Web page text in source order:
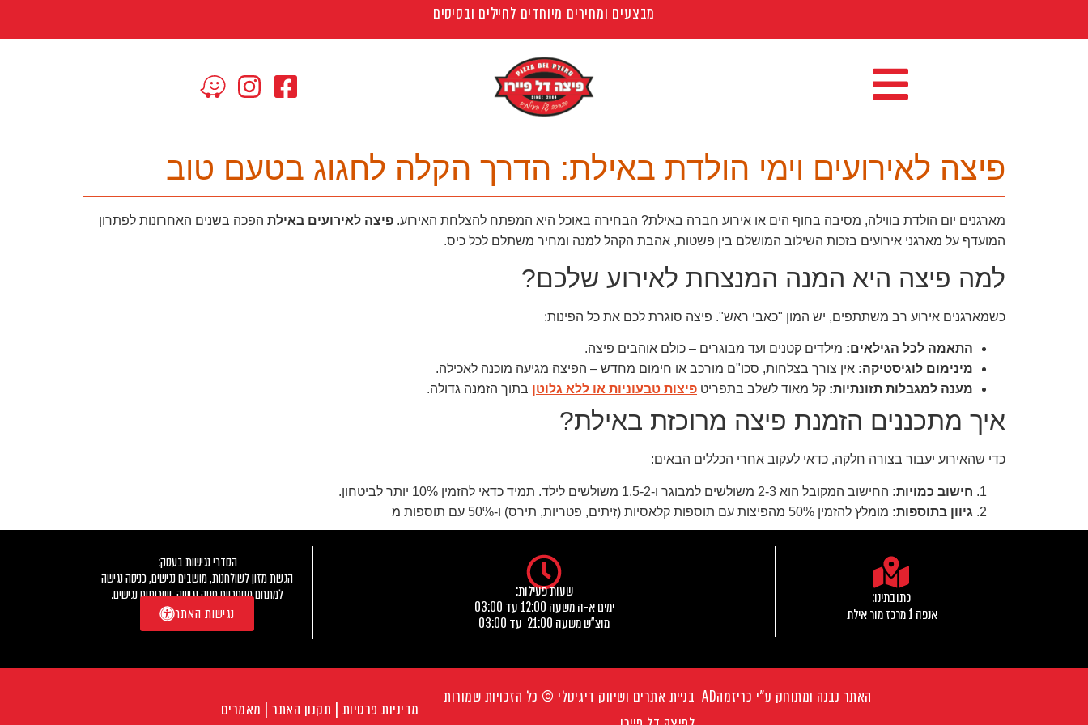
מבצעים ומחירים מיוחדים לחיילים ובסיסים
פיצה לאירועים וימי הולדת באילת: הדרך הקלה לחגוג בטעם טוב
מארגנים יום הולדת בווילה, מסיבה בחוף הים או אירוע חברה באילת? הבחירה באוכל היא המפתח להצלחת האירוע. פיצה לאירועים באילת הפכה בשנים האחרונות לפתרון
המועדף על מארגני אירועים בזכות השילוב המושלם בין פשטות, אהבת הקהל למנה ומחיר משתלם לכל כיס.
למה פיצה היא המנה המנצחת לאירוע שלכם?
כשמארגנים אירוע רב משתתפים, יש המון "כאבי ראש". פיצה סוגרת לכם את כל הפינות:
התאמה לכל הגילאים: מילדים קטנים ועד מבוגרים – כולם אוהבים פיצה.
מינימום לוגיסטיקה: אין צורך בצלחות, סכו"ם מורכב או חימום מחדש – הפיצה מגיעה מוכנה לאכילה.
מענה למגבלות תזונתיות: קל מאוד לשלב בתפריט פיצות טבעוניות או ללא גלוטן בתוך הזמנה גדולה.
איך מתכננים הזמנת פיצה מרוכזת באילת?
כדי שהאירוע יעבור בצורה חלקה, כדאי לעקוב אחרי הכללים הבאים:
חישוב כמויות: החישוב המקובל הוא 2-3 משולשים למבוגר ו-1.5-2 משולשים לילד. תמיד כדאי להזמין 10% יותר לביטחון.
גיוון בתוספות: מומלץ להזמין 50% מהפיצות עם תוספות קלאסיות (זיתים, פטריות, תירס) ו-50% עם תוספות מ
כתובתינו:
אנפה 1 מרכז מור אילת
שעות פעילות:
ימים א-ה משעה 12:00 עד 03:00
מוצ"ש משעה 21:00 עד 03:00
הסדרי נגישות בעסק:
הגשת מזון לשולחנות, מושבים נגישים, כניסה נגישה
למתחם מסחריים חניה נגישה, שירותים נגישים.
נגישות האתר
האתר נבנה ומתוחק ע"י כריזמהAD
בניית אתרים ושיווק דיגיטלי © כל הזכויות שמורות
מדיניות פרטיות | תקנון האתר | מאמרים